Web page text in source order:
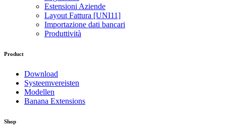
Estensioni Aziende
Layout Fattura [UNI11]
Importazione dati bancari
Produttività
Product
Download
Systeemvereisten
Modellen
Banana Extensions
Shop